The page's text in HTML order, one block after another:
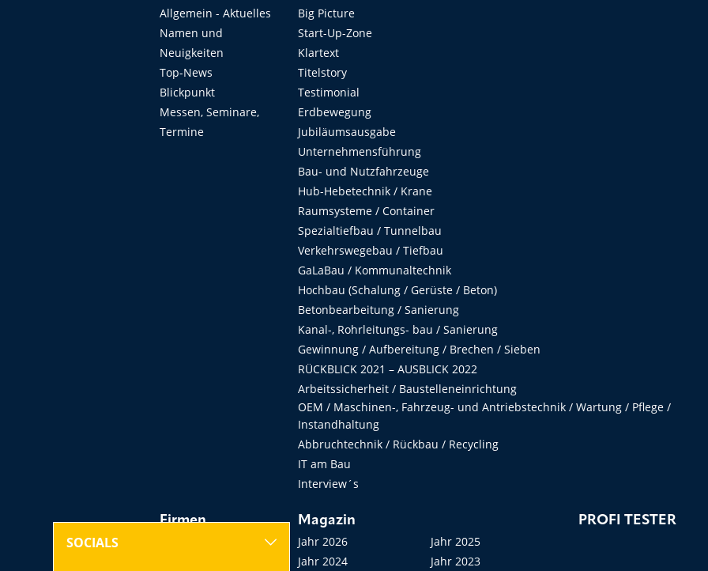
Allgemein - Aktuelles
Namen und
Neuigkeiten
Top-News
Blickpunkt
Messen, Seminare,
Termine
Big Picture
Start-Up-Zone
Klartext
Titelstory
Testimonial
Erdbewegung
Jubiläumsausgabe
Unternehmensführung
Bau- und Nutzfahrzeuge
Hub-Hebetechnik / Krane
Raumsysteme / Container
Spezialtiefbau / Tunnelbau
Verkehrswegebau / Tiefbau
GaLaBau / Kommunaltechnik
Hochbau (Schalung / Gerüste / Beton)
Betonbearbeitung / Sanierung
Kanal-, Rohrleitungs- bau / Sanierung
Gewinnung / Aufbereitung / Brechen / Sieben
RÜCKBLICK 2021 – AUSBLICK 2022
Arbeitssicherheit / Baustelleneinrichtung
OEM / Maschinen-, Fahrzeug- und Antriebstechnik / Wartung / Pflege /
Instandhaltung
Abbruchtechnik / Rückbau / Recycling
IT am Bau
Interview´s
Firmen Magazin
Jahr 2026
Jahr 2025
Jahr 2024
Jahr 2023
PROFI TESTER
SOCIALS